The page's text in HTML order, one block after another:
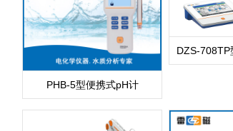
PHB-5型便携式pH计
DZS-708TP